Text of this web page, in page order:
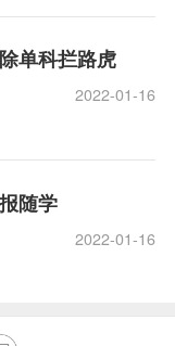
单科拦路虎
2022-01-16
随学
2022-01-16